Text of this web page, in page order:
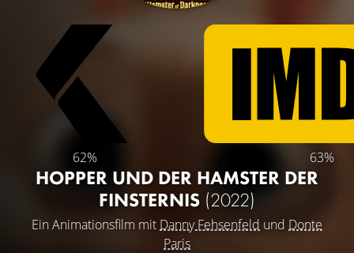
62% 63%
HOPPER UND DER HAMSTER DER
FINSTERNIS (2022)
Ein Animationsfilm mit Danny Fehsenfeld und Donte
Paris